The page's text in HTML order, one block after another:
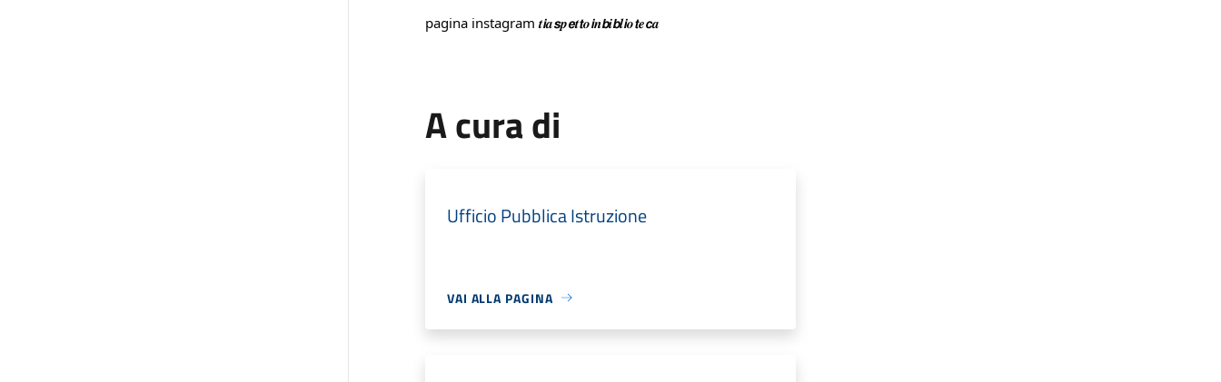
pagina instagram 𝒕𝙞𝒂𝙨𝒑𝙚𝒕𝙩𝒐𝙞𝒏𝙗𝒊𝙗𝒍𝙞𝒐𝙩𝒆𝙘𝒂
A cura di
Ufficio Pubblica Istruzione
VAI ALLA PAGINA